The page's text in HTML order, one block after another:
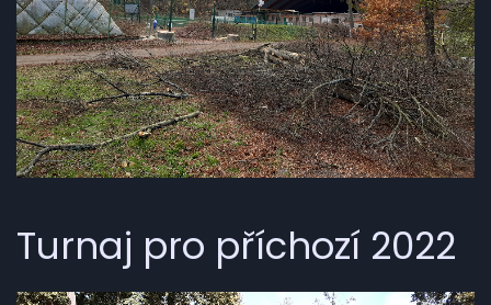
Turnaj pro příchozí 2022